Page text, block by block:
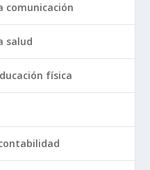
comunicación
salud
física